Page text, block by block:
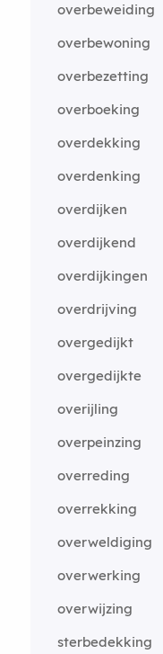
overbeweiding
overbewoning
overbezetting
overboeking
overdekking
overdenking
overdijken
overdijkend
overdijkingen
overdrijving
overgedijkt
overgedijkte
overijling
overpeinzing
overreding
overrekking
overweldiging
overwerking
overwijzing
sterbedekking